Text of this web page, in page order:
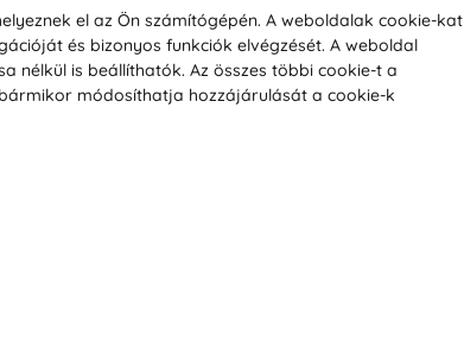
Társaságról
Magánélet
Tanácsadó iroda
el az Ön számítógépén. A weboldalak cookie-kat
és bizonyos funkciók elvégzését. A weboldal
nélkül is beállíthatók. Az összes többi cookie-t a
módosíthatja hozzájárulását a cookie-k